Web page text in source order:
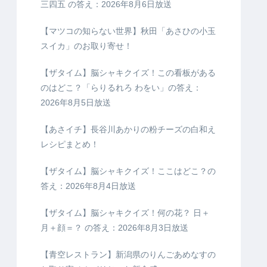
三四五 の答え：2026年8月6日放送
【マツコの知らない世界】秋田「あさひの小玉
スイカ」のお取り寄せ！
【ザタイム】脳シャキクイズ！この看板がある
のはどこ？「らりるれろ わをい」の答え：
2026年8月5日放送
【あさイチ】長谷川あかりの粉チーズの白和え
レシピまとめ！
【ザタイム】脳シャキクイズ！ここはどこ？の
答え：2026年8月4日放送
【ザタイム】脳シャキクイズ！何の花？ 日＋
月＋顔＝？ の答え：2026年8月3日放送
【青空レストラン】新潟県のりんごあめなすの